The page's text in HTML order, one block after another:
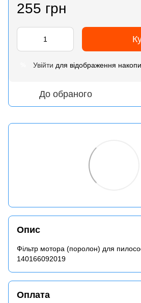
255 грн
Увійти для відображення
До обраного
Опис
Фільтр мотора (поролон) для
140166092019
Оплата